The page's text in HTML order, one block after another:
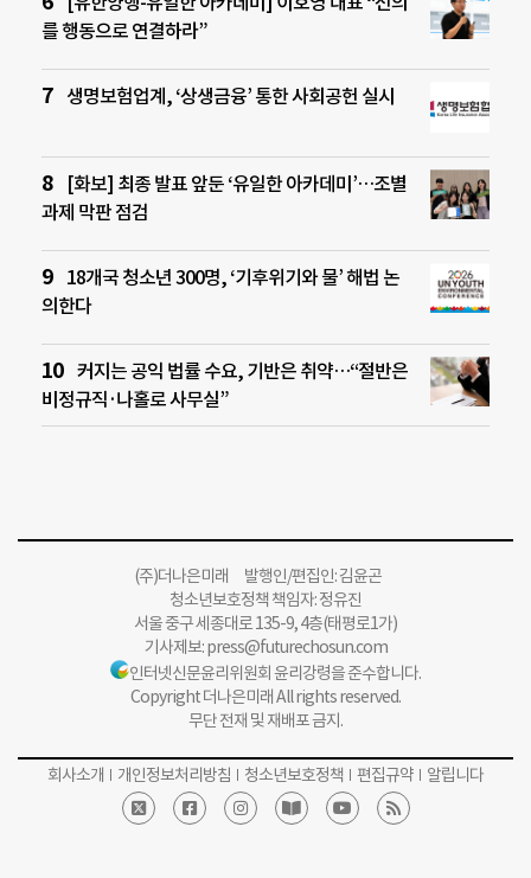
를 행동으로 연결하라”
생명보험업계, ‘상생금융’ 통한 사회공헌 실시
[화보] 최종 발표 앞둔 ‘유일한 아카데미’…조별
과제 막판 점검
18개국 청소년 300명, ‘기후위기와 물’ 해법 논
의한다
커지는 공익 법률 수요, 기반은 취약…“절반은
비정규직·나홀로 사무실”
(주)더나은미래 발행인/편집인: 김윤곤
청소년보호정책 책임자: 정유진
서울 중구 세종대로 135-9, 4층(태평로1가)
기사제보:press@futurechosun.com
인터넷신문윤리위원회 윤리강령을 준수합니다.
Copyright 더나은미래 All rights reserved.
무단 전재 및 재배포 금지.
회사소개 개인정보처리방침 청소년보호정책 편집규약 알립니다